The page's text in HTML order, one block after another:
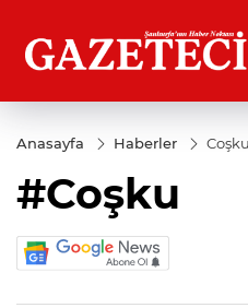
Anasayfa Haberler Coşku
#Coşku